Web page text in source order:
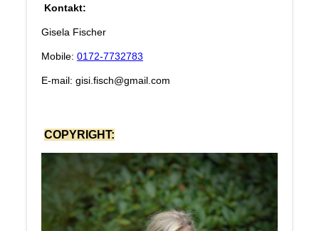
Kontakt:
Gisela Fischer
Mobile: 0172-7732783
E-mail: gisi.fisch@gmail.com
COPYRIGHT: